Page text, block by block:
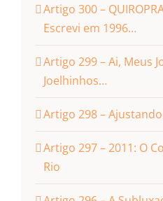
Artigo 300 –
Escrevi em 1996…
Artigo 299 – Ai, Meus
Joelhinhos…
Artigo 298 –
Artigo 297 – 2011: O
Rio